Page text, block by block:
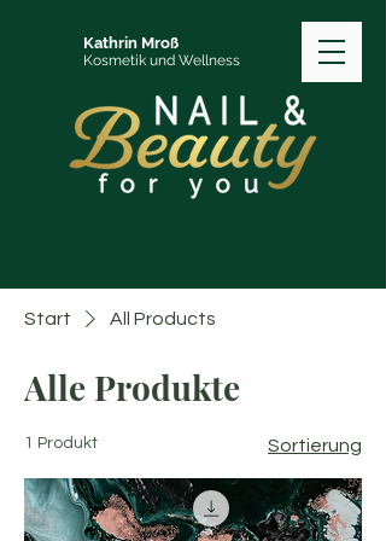
Kathrin Mroß
Kosmetik und Wellness
Start All Products
Alle Produkte
1 Produkt Sortierung